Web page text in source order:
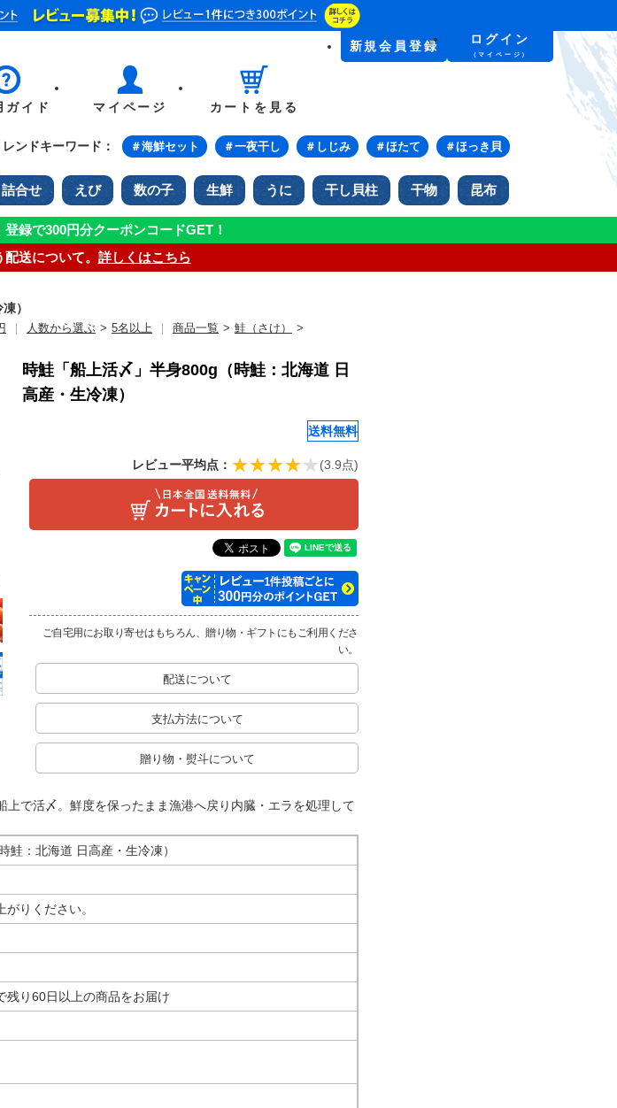
新規会員登録 ログイン
（マイページ）
ガイド マイページ カートを見る
レンドキーワード： ＃海鮮セット ＃一夜干し ＃しじみ ＃ほたて ＃ほっき貝
詰合せ えび 数の子 生鮮 うに 干し貝柱 干物 昆布
録で300円分クーポンコードGET！
送について。 詳しくはこちら
）
人数から選ぶ > 5名以上 商品一覧 > 鮭（さけ）
>
時鮭「船上活〆」半身800g（時鮭：北海道 日
高産・生冷凍）
送料無料
レビュー平均点： (3.9点)
ご自宅用にお取り寄せはもちろん、贈り物・ギフトにもご利用くださ
い。
配送について
支払方法について
贈り物・熨斗について
で活〆。鮮度を保ったまま漁港へ戻り内臓・エラを処理して
鮭：北海道 日高産・生冷凍）
りください。
残り60日以上の商品をお届け